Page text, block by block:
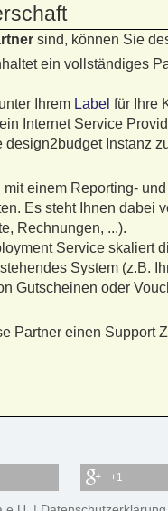
sind, können Sie
ein vollständiges
Ihrem Label für Ihre
Internet Service
Instanz
einem Reporting-
Es steht Ihnen dabei
Rechnungen, ...).
Service skaliert
System (z.B.
Gutscheinen oder
Partner einen Support
+1